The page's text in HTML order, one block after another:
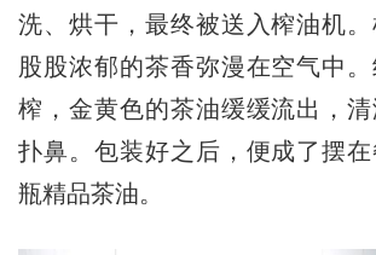
洗、烘干，最终被送入榨油机
股股浓郁的茶香弥漫在空气中
榨，金黄色的茶油缓缓流出，
扑鼻。包装好之后，便成了摆
瓶精品茶油。